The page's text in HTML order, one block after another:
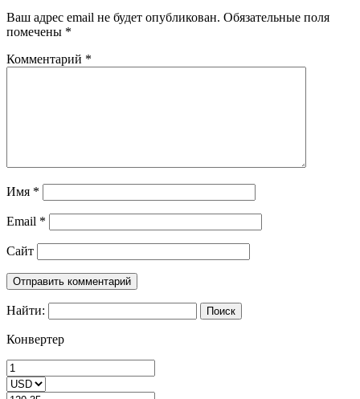
Ваш адрес email не будет опубликован. Обязательные поля
помечены *
Комментарий *
Имя *
Email *
Сайт
Найти:
Конвертер